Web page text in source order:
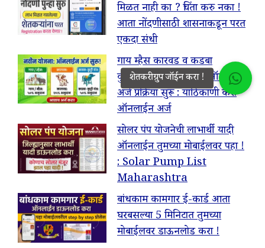
मिळत नाही का ? चिंता करु नका !
आता नोंदणीसाठी शासनाकडून परत
एकदा संधी
गाय म्हैस कारवड व कडबा
कुटीसाठी 50% अनुदान ऑनलाईन
अर्ज प्रक्रिया सुरू : याठिकाणी करा
ऑनलाईन अर्ज
सोलर पंप योजनेची लाभार्थी यादी
ऑनलाईन तुमच्या मोबाईलवर पहा !
: Solar Pump List
Maharashtra
बांधकाम कामगार ई-कार्ड आता
घरबसल्या 5 मिनिटात तुमच्या
मोबाईलवर डाऊनलोड करा !